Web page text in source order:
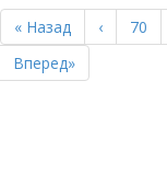
НА
СТОРІНКИ
Перша
сторінка
« Назад
сторінка
‹ Page
70
Остання
сторінка
Вперед»